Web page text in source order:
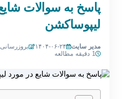
پاسخ به سوالات
لیپوساکشن
مدیر سایت ۱۴۰۴-۰۶-۲۴
بروزرسانی: ۱۴۰۴-۰۷-
1 دقیقه مطالعه